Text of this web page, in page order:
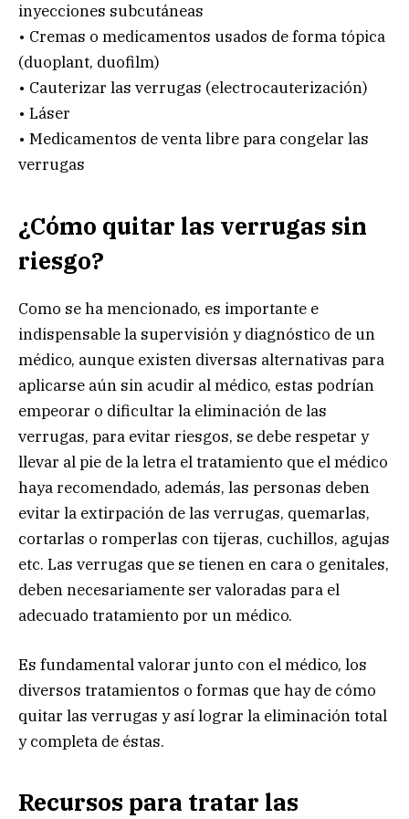
inyecciones subcutáneas
• Cremas o medicamentos usados de forma tópica
(duoplant, duofilm)
• Cauterizar las verrugas (electrocauterización)
• Láser
• Medicamentos de venta libre para congelar las
verrugas
¿Cómo quitar las verrugas sin
riesgo?
Como se ha mencionado, es importante e
indispensable la supervisión y diagnóstico de un
médico, aunque existen diversas alternativas para
aplicarse aún sin acudir al médico, estas podrían
empeorar o dificultar la eliminación de las
verrugas, para evitar riesgos, se debe respetar y
llevar al pie de la letra el tratamiento que el médico
haya recomendado, además, las personas deben
evitar la extirpación de las verrugas, quemarlas,
cortarlas o romperlas con tijeras, cuchillos, agujas
etc. Las verrugas que se tienen en cara o genitales,
deben necesariamente ser valoradas para el
adecuado tratamiento por un médico.
Es fundamental valorar junto con el médico, los
diversos tratamientos o formas que hay de cómo
quitar las verrugas y así lograr la eliminación total
y completa de éstas.
Recursos para tratar las